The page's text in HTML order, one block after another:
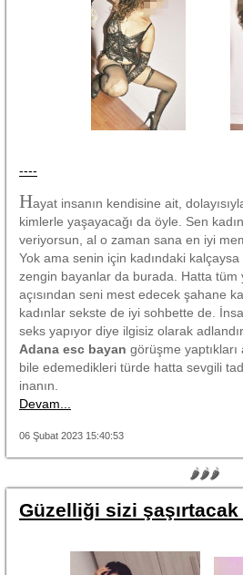
----
Hayat insanın kendisine ait,
kimlerle yaşayacağı da öyle. Sen
veriyorsun, al o zaman sana en iyi
Yok ama senin için kadındaki
zengin bayanlar da burada. Hatta tüm
açısından seni mest edecek şahane
kadınlar sekste de iyi sohbette de.
seks yapıyor diye ilgisiz olarak
Adana esc bayan görüşme
bile edemedikleri türde hatta sevgili
inanın.
Devam...
06 Şubat 2023 15:40:53
🌶🌶🌶
Güzelliği sizi şaşırtacak